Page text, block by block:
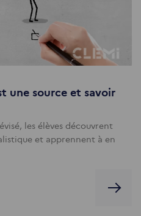
une source et savoir
les élèves découvrent
et apprennent à en